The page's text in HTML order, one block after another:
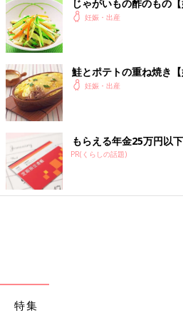
じゃがいもの酢のもの
妊娠・出産
鮭とポテトの重ね焼き
妊娠・出産
もらえる年金25万円以
PR(くらしの話題)
特集